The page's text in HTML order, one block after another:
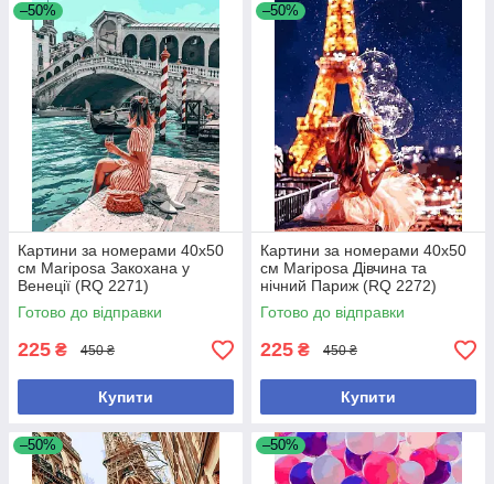
–50%
Картини за номерами 40х50
см Mariposa Закохана у
Венеції (RQ 2271)
Готово до відправки
225 ₴ 450 ₴
Купити
–50%
Картини за номерами 40х50
см Mariposa Дівчина та
нічний Париж (RQ 2272)
Готово до відправки
225 ₴ 450 ₴
Купити
–50% –50%